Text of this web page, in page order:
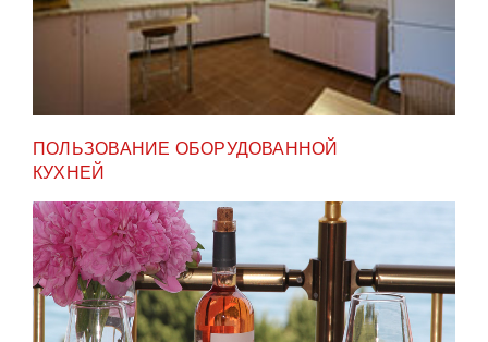
ПОЛЬЗОВАНИЕ ОБОРУДОВАННОЙ
КУХНЕЙ